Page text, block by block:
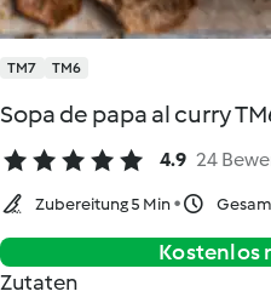
TM7 TM6
Sopa de papa al curry
4.9 24
Zubereitung 5 Min
Kostenlos
Zutaten